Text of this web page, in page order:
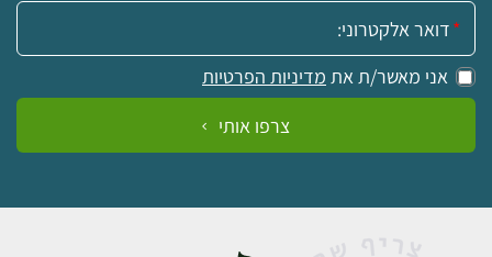
אימייל:
אני מאשר/ת את מדיניות הפרטיות
צרפו אותי